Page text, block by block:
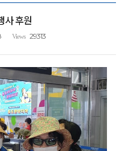
사 후원
Views 29313